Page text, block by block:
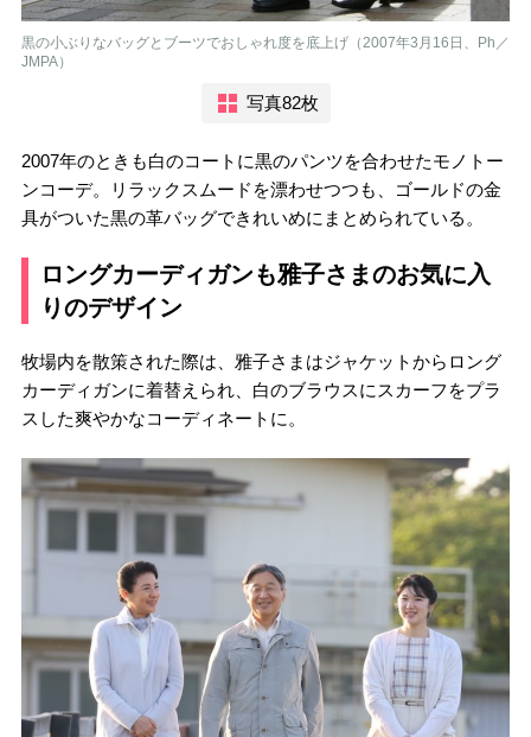
黒の小ぶりなバッグとブーツでおしゃれ度を底上げ（2007年3月16日、Ph／
JMPA）
写真82枚
2007年のときも白のコートに黒のパンツを合わせたモノトー
ンコーデ。リラックスムードを漂わせつつも、ゴールドの金
具がついた黒の革バッグできれいめにまとめられている。
ロングカーディガンも雅子さまのお気に入
りのデザイン
牧場内を散策された際は、雅子さまはジャケットからロング
カーディガンに着替えられ、白のブラウスにスカーフをプラ
スした爽やかなコーディネートに。